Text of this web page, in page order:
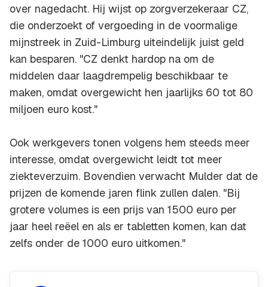
over nagedacht. Hij wijst op zorgverzekeraar CZ,
die onderzoekt of vergoeding in de voormalige
mijnstreek in Zuid-Limburg uiteindelijk juist geld
kan besparen. "CZ denkt hardop na om de
middelen daar laagdrempelig beschikbaar te
maken, omdat overgewicht hen jaarlijks 60 tot 80
miljoen euro kost."
Ook werkgevers tonen volgens hem steeds meer
interesse, omdat overgewicht leidt tot meer
ziekteverzuim. Bovendien verwacht Mulder dat de
prijzen de komende jaren flink zullen dalen. "Bij
grotere volumes is een prijs van 1500 euro per
jaar heel reëel en als er tabletten komen, kan dat
zelfs onder de 1000 euro uitkomen."